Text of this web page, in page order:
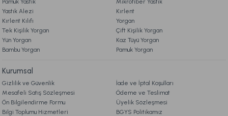
Yastık Alezi
Kırlent
Kırlent Kılıfı
Yorgan
Tek Kişilik Yorgan
Çift Kişilik Yorgan
Yün Yorgan
Kaz Tüyü Yorgan
Bambu Yorgan
Pamuk Yorgan
Kurumsal
Gizlilik ve Güvenlik
İade ve İptal Koşulları
Mesafeli Satış Sözleşmesi
Ödeme ve Teslimat
Ön Bilgilendirme Formu
Üyelik Sözleşmesi
Bilgi Toplumu Hizmetleri
BGYS Politikamız